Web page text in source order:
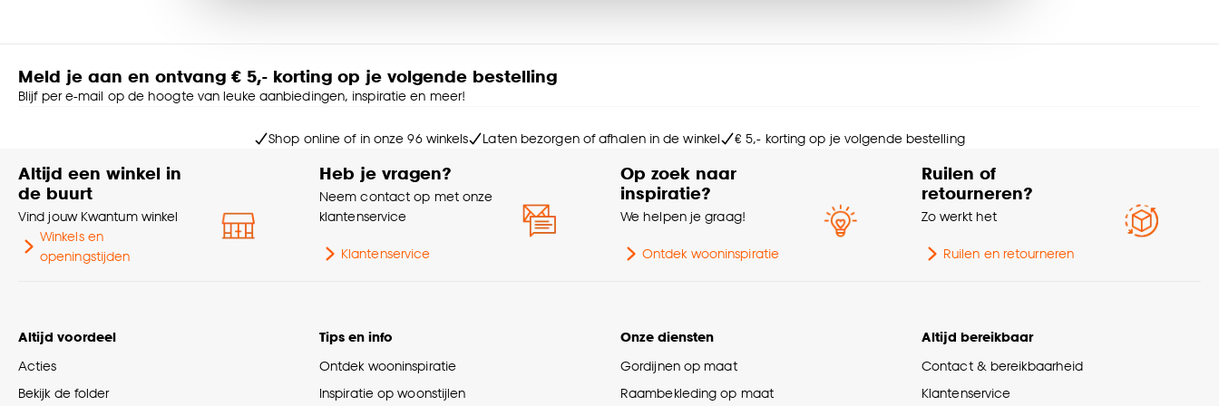
Organisch
Staande spiegels,
9.1 Kg
Meld je aan en ontvang € 5,- korting op je volgende bestelling
Blijf per e-mail op de hoogte van leuke aanbiedingen, inspiratie en meer!
Shop online of in onze 96 winkels Laten bezorgen of afhalen in de winkel € 5,- korting op je volgende bestelling
Altijd een winkel in
de buurt
Vind jouw Kwantum winkel
Winkels en
openingstijden
Heb je vragen?
Neem contact op met onze
klantenservice
Klantenservice
Op zoek naar
inspiratie?
We helpen je graag!
Ontdek wooninspiratie
Ruilen of
retourneren?
Zo werkt het
Ruilen en retourneren
Altijd voordeel
Acties
Bekijk de folder
Tips en info
Ontdek wooninspiratie
Inspiratie op woonstijlen
Onze diensten
Gordijnen op maat
Raambekleding op maat
Altijd bereikbaar
Contact & bereikbaarheid
Klantenservice